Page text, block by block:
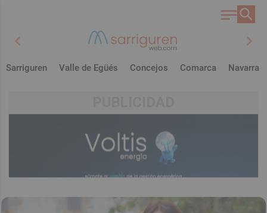
chevron_left chevron_right
Sarriguren Valle de Egüés Concejos Comarca Navarra